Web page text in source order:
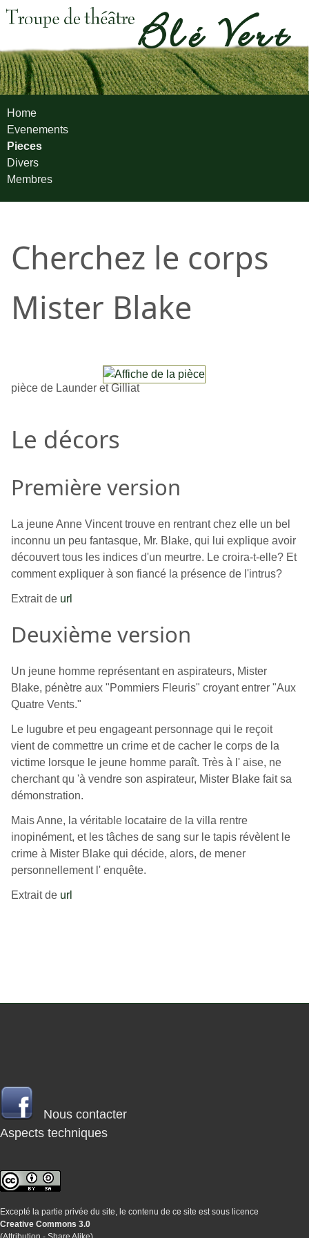
Home
Evenements
Pieces
Divers
Membres
Cherchez le corps
Mister Blake
pièce de Launder et Gilliat
Le décors
Première version
La jeune Anne Vincent trouve en rentrant chez elle un bel
inconnu un peu fantasque, Mr. Blake, qui lui explique avoir
découvert tous les indices d'un meurtre. Le croira-t-elle? Et
comment expliquer à son fiancé la présence de l'intrus?
Extrait de url
Deuxième version
Un jeune homme représentant en aspirateurs, Mister
Blake, pénètre aux "Pommiers Fleuris" croyant entrer "Aux
Quatre Vents."
Le lugubre et peu engageant personnage qui le reçoit
vient de commettre un crime et de cacher le corps de la
victime lorsque le jeune homme paraît. Très à l' aise, ne
cherchant qu 'à vendre son aspirateur, Mister Blake fait sa
démonstration.
Mais Anne, la véritable locataire de la villa rentre
inopinément, et les tâches de sang sur le tapis révèlent le
crime à Mister Blake qui décide, alors, de mener
personnellement l' enquête.
Extrait de url
Nous contacter
Aspects techniques
Excepté la partie privée du site, le contenu de ce site est sous licence
Creative Commons 3.0